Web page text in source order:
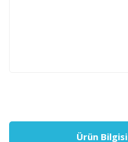
Ürün Bilgisi